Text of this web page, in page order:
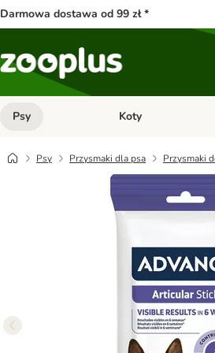
Darmowa dostawa od 99 zł *
Psy Otwórz menu
Koty
Psy Przysmaki dla psa Przysmaki